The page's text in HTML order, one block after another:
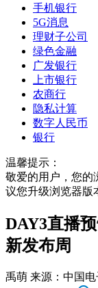
手机银行
5G消息
理财子公司
绿色金融
广发银行
上市银行
农商行
隐私计算
数字人民币
银行
温馨提示：
敬爱的用户，您的
议您升级浏览器版
DAY3直播
新发布周
禹萌 来源： 中国电